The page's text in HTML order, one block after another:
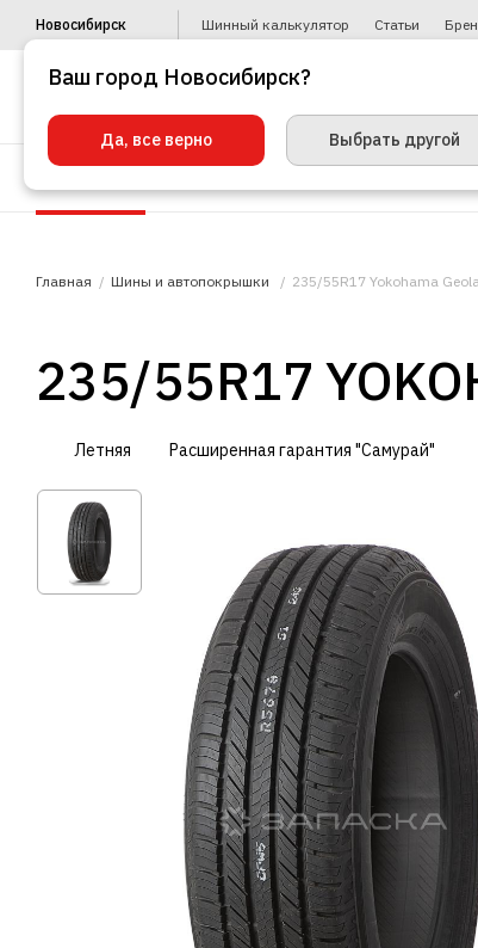
Новосибирск Шинный калькулятор Статьи
Главная Шины и автопокрышки 235/55R17 Yokohama
235/55R17
Летняя Расширенная гарантия "Самурай"
Ваш город Новосибирск?
Да, все верно Выбрать другой